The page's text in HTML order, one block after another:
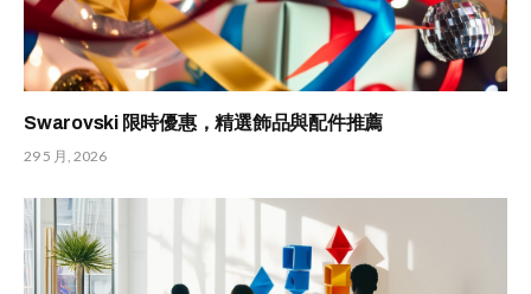
Swarovski 限時優惠，精選飾品與配件推薦
29 5 月, 2026